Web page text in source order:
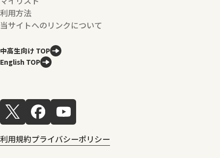
利用方法
当サイトへのリンクについて
中高生向け TOP
English TOP
利用規約プライバシーポリシー